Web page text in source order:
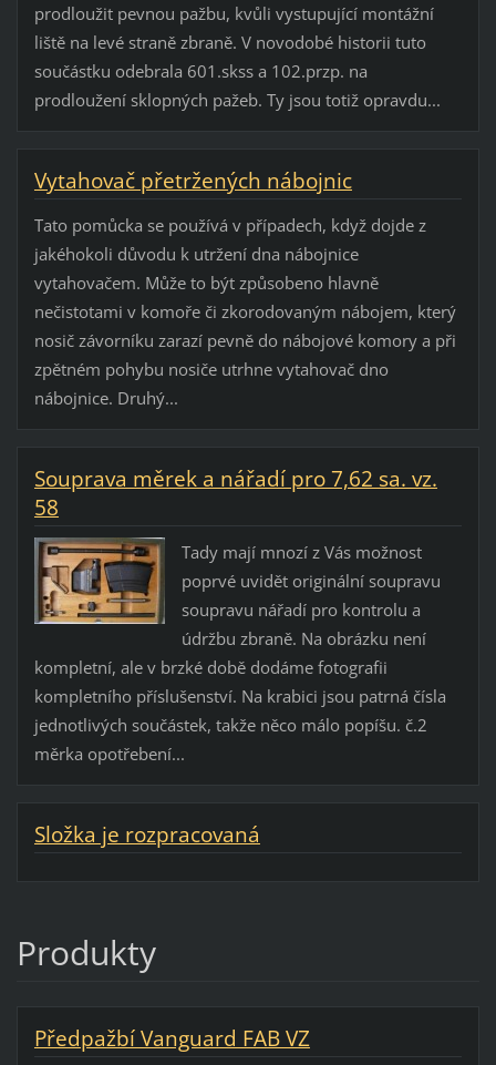
prodloužit pevnou pažbu, kvůli vystupující montážní
liště na levé straně zbraně. V novodobé historii tuto
součástku odebrala 601.skss a 102.przp. na
prodloužení sklopných pažeb. Ty jsou totiž opravdu...
Vytahovač přetržených nábojnic
Tato pomůcka se používá v případech, když dojde z
jakéhokoli důvodu k utržení dna nábojnice
vytahovačem. Může to být způsobeno hlavně
nečistotami v komoře či zkorodovaným nábojem, který
nosič závorníku zarazí pevně do nábojové komory a při
zpětném pohybu nosiče utrhne vytahovač dno
nábojnice. Druhý...
Souprava měrek a nářadí pro 7,62 sa. vz.
58
Tady mají mnozí z Vás možnost
poprvé uvidět originální soupravu
soupravu nářadí pro kontrolu a
údržbu zbraně. Na obrázku není
kompletní, ale v brzké době dodáme fotografii
kompletního příslušenství. Na krabici jsou patrná čísla
jednotlivých součástek, takže něco málo popíšu. č.2
měrka opotřebení...
Složka je rozpracovaná
Produkty
Předpažbí Vanguard FAB VZ